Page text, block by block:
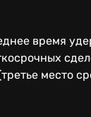
время
место